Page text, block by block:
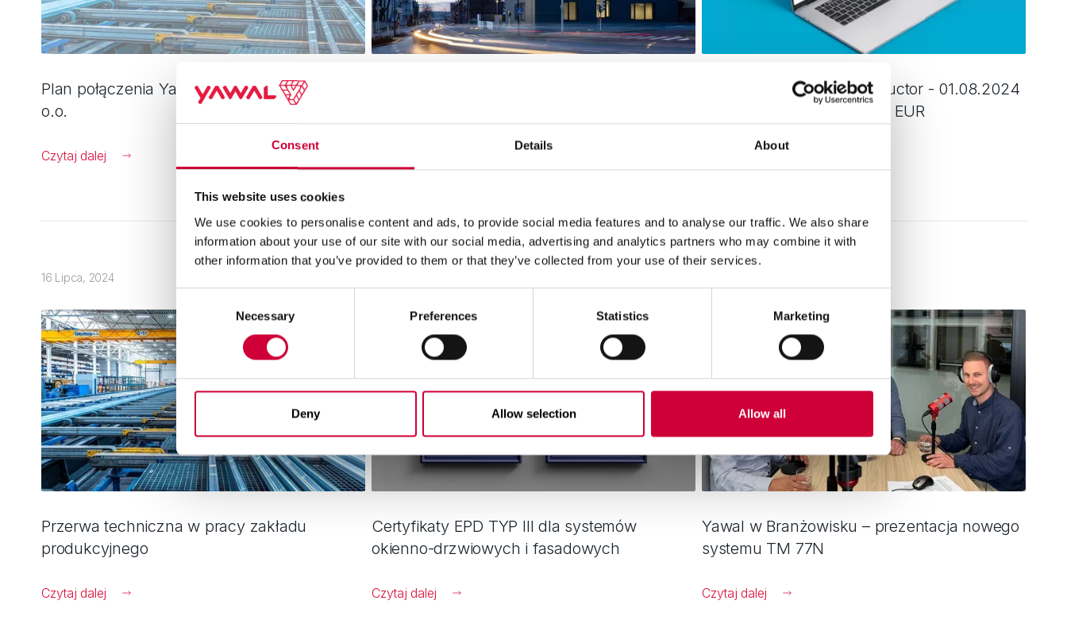
Consent Details About
This website uses cookies
We use cookies to personalise content and ads, to provide social media features and to analyse our traffic. We also share
information about your use of our site with our social media, advertising and analytics partners who may combine it with
other information that you’ve provided to them or that they’ve collected from your use of their services.
Selection
Necessary Preferences Statistics Marketing
Deny Allow selection Allow all
Plan połączenia Yawal S.A. z Akrivea Sp. z
o.o.
Czytaj dalej
Aktualizacja Yawal Constructor - 01.08.2024
| wersja z cennikiem PLN i EUR
Czytaj dalej
16 Lipca, 2024
Przerwa techniczna w pracy zakładu
produkcyjnego
Czytaj dalej
Certyfikaty EPD TYP III dla systemów
okienno-drzwiowych i fasadowych
Czytaj dalej
Yawal w Branżowisku – prezentacja nowego
systemu TM 77N
Czytaj dalej